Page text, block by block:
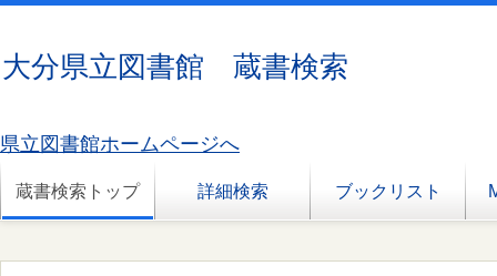
大分県立図書館 蔵書検索
県立図書館ホームページへ
蔵書検索トップ 詳細検索 ブックリスト